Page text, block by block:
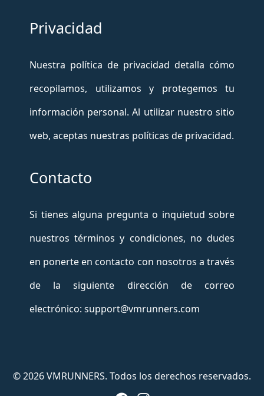
Privacidad
Nuestra política de privacidad detalla cómo
recopilamos, utilizamos y protegemos tu
información personal. Al utilizar nuestro sitio
web, aceptas nuestras políticas de privacidad.
Contacto
Si tienes alguna pregunta o inquietud sobre
nuestros términos y condiciones, no dudes
en ponerte en contacto con nosotros a través
de la siguiente dirección de correo
electrónico: support@vmrunners.com
© 2026 VMRUNNERS. Todos los derechos reservados.